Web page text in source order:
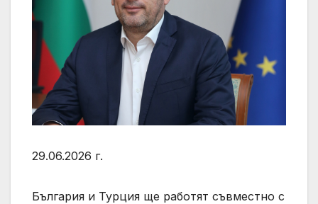
29.06.2026 г.
България и Турция ще работят съвместно с